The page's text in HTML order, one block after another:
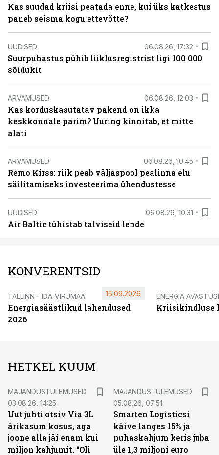
Kas suudad kriisi peatada enne, kui üks katkestus
paneb seisma kogu ettevõtte?
UUDISED 06.08.26, 17:32
Suurpuhastus pühib liiklusregistrist ligi 100 000
sõidukit
ARVAMUSED 06.08.26, 12:03
Kas korduskasutatav pakend on ikka
keskkonnale parim? Uuring kinnitab, et mitte
alati
ARVAMUSED 06.08.26, 10:45
Remo Kirss: riik peab väljaspool pealinna elu
säilitamiseks investeerima ühendustesse
UUDISED 06.08.26, 10:31
Air Baltic tühistab talviseid lende
KONVERENTSID
TALLINN - IDA-VIRUMAA
Energiasäästlikud lahendused
2026
16.09.2026 ENERGIA
Kriisikindluse
HETKEL KUUM
MAJANDUSTULEMUSED
03.08.26, 14:25
Uut juhti otsiv Via 3L
ärikasum kosus, aga
joone alla jäi enam kui
miljon kahjumit. “Oli
MAJANDUSTULEMUSED
05.08.26, 07:51
Smarten Logisticsi
käive langes 15% ja
puhaskahjum keris juba
üle 1,3 miljoni euro